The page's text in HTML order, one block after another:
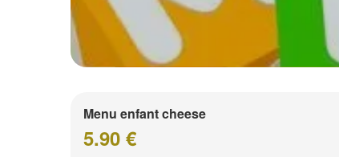
Menu enfant cheese
5.90 €